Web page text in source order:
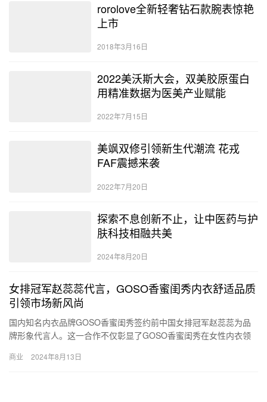
rorolove全新轻奢钻石款腕表惊艳
上市
2018年3月16日
2022美沃斯大会，双美胶原蛋白
用精准数据为医美产业赋能
2022年7月15日
美飒双修引领新生代潮流 花戎
FAF震撼来袭
2022年7月20日
探索不息创新不止，让中医药与护
肤科技相融共美
2024年8月20日
女排冠军赵蕊蕊代言，GOSO香蜜闺秀内衣舒适品质
引领市场新风尚
国内知名内衣品牌GOSO香蜜闺秀签约前中国女排冠军赵蕊蕊为品
牌形象代言人。这一合作不仅彰显了GOSO香蜜闺秀在女性内衣领
对…
商业 2024年8月13日